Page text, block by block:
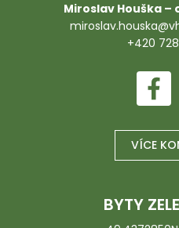
Miroslav Houška
+420
VÍCE
BYTY